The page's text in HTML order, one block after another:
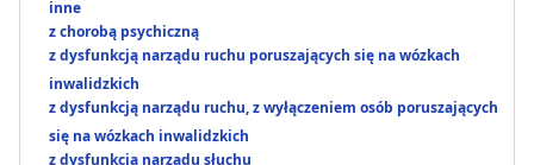
inne
z chorobą psychiczną
z dysfunkcją narządu ruchu poruszających się na wózkach
inwalidzkich
z dysfunkcją narządu ruchu, z wyłączeniem osób poruszających
się na wózkach inwalidzkich
z dysfunkcją narządu słuchu